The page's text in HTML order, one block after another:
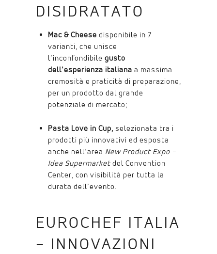
DISIDRATATO
Mac & Cheese disponibile in 7
varianti, che unisce
l’inconfondibile gusto
dell’esperienza italiana a massima
cremosità e praticità di preparazione,
per un prodotto dal grande
potenziale di mercato;
Pasta Love in Cup, selezionata tra i
prodotti più innovativi ed esposta
anche nell’area New Product Expo –
Idea Supermarketdel Convention
Center, con visibilità per tutta la
durata dell’evento.
EUROCHEF ITALIA
– INNOVAZIONI